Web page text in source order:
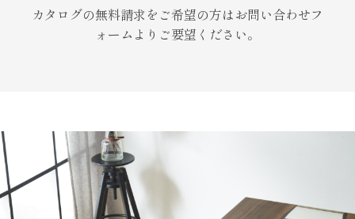
カタログの無料請求をご希望の方はお問い合わせフ
ォームよりご要望ください。